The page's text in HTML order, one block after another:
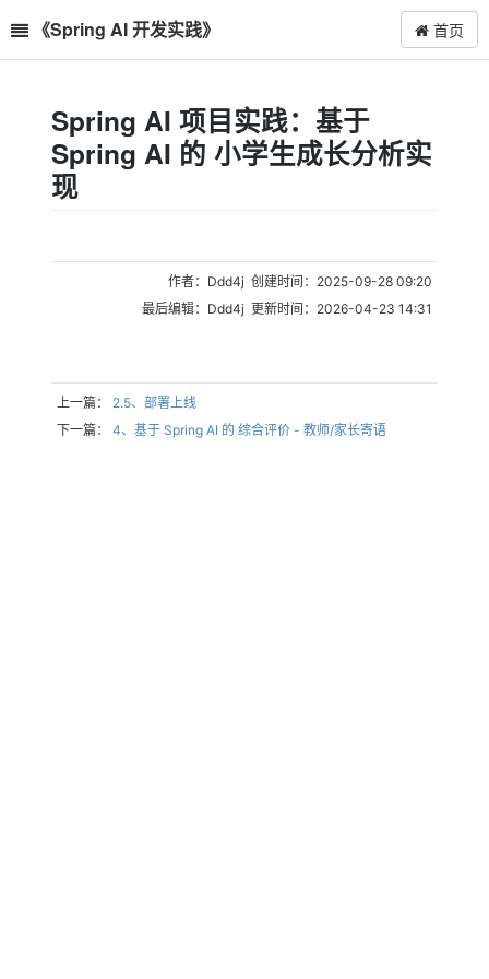
《Spring AI 开发实践》 首页
Spring AI 项目实践：基于
Spring AI 的 小学生成长分析实
现
作者：Ddd4j 创建时间：2025-09-28 09:20
最后编辑：Ddd4j 更新时间：2026-04-23 14:31
上一篇： 2.5、部署上线
下一篇：4、基于 Spring AI 的 综合评价 - 教师/家长寄语